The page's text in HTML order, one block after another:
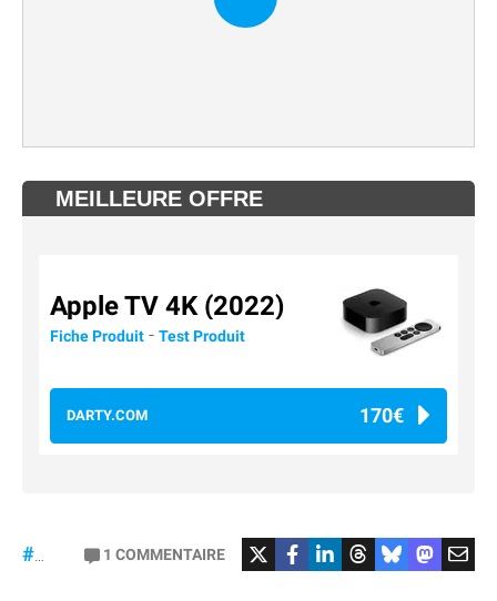
MEILLEURE OFFRE
Apple TV 4K (2022)
Fiche Produit - Test Produit
DARTY.COM 170€
#DisneyPlus #Football #liga
1 COMMENTAIRE